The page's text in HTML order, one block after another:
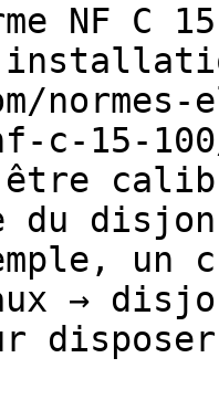
NF C
normes-
c-15-
du
un
→